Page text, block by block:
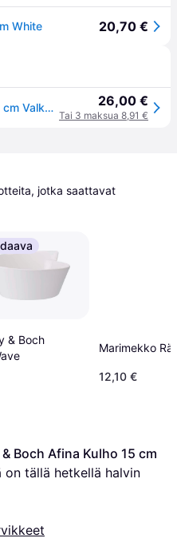
White 20,70 €
Villeroy & Boch - Afina Kulho 15 cm Valkoinen 26,00 €
Tai 3 maksua 8,91 €
jotka saattavat
& Boch
Marimekko
12,10 €
Boch Afina Kulho 15 cm
on tällä hetkellä halvin